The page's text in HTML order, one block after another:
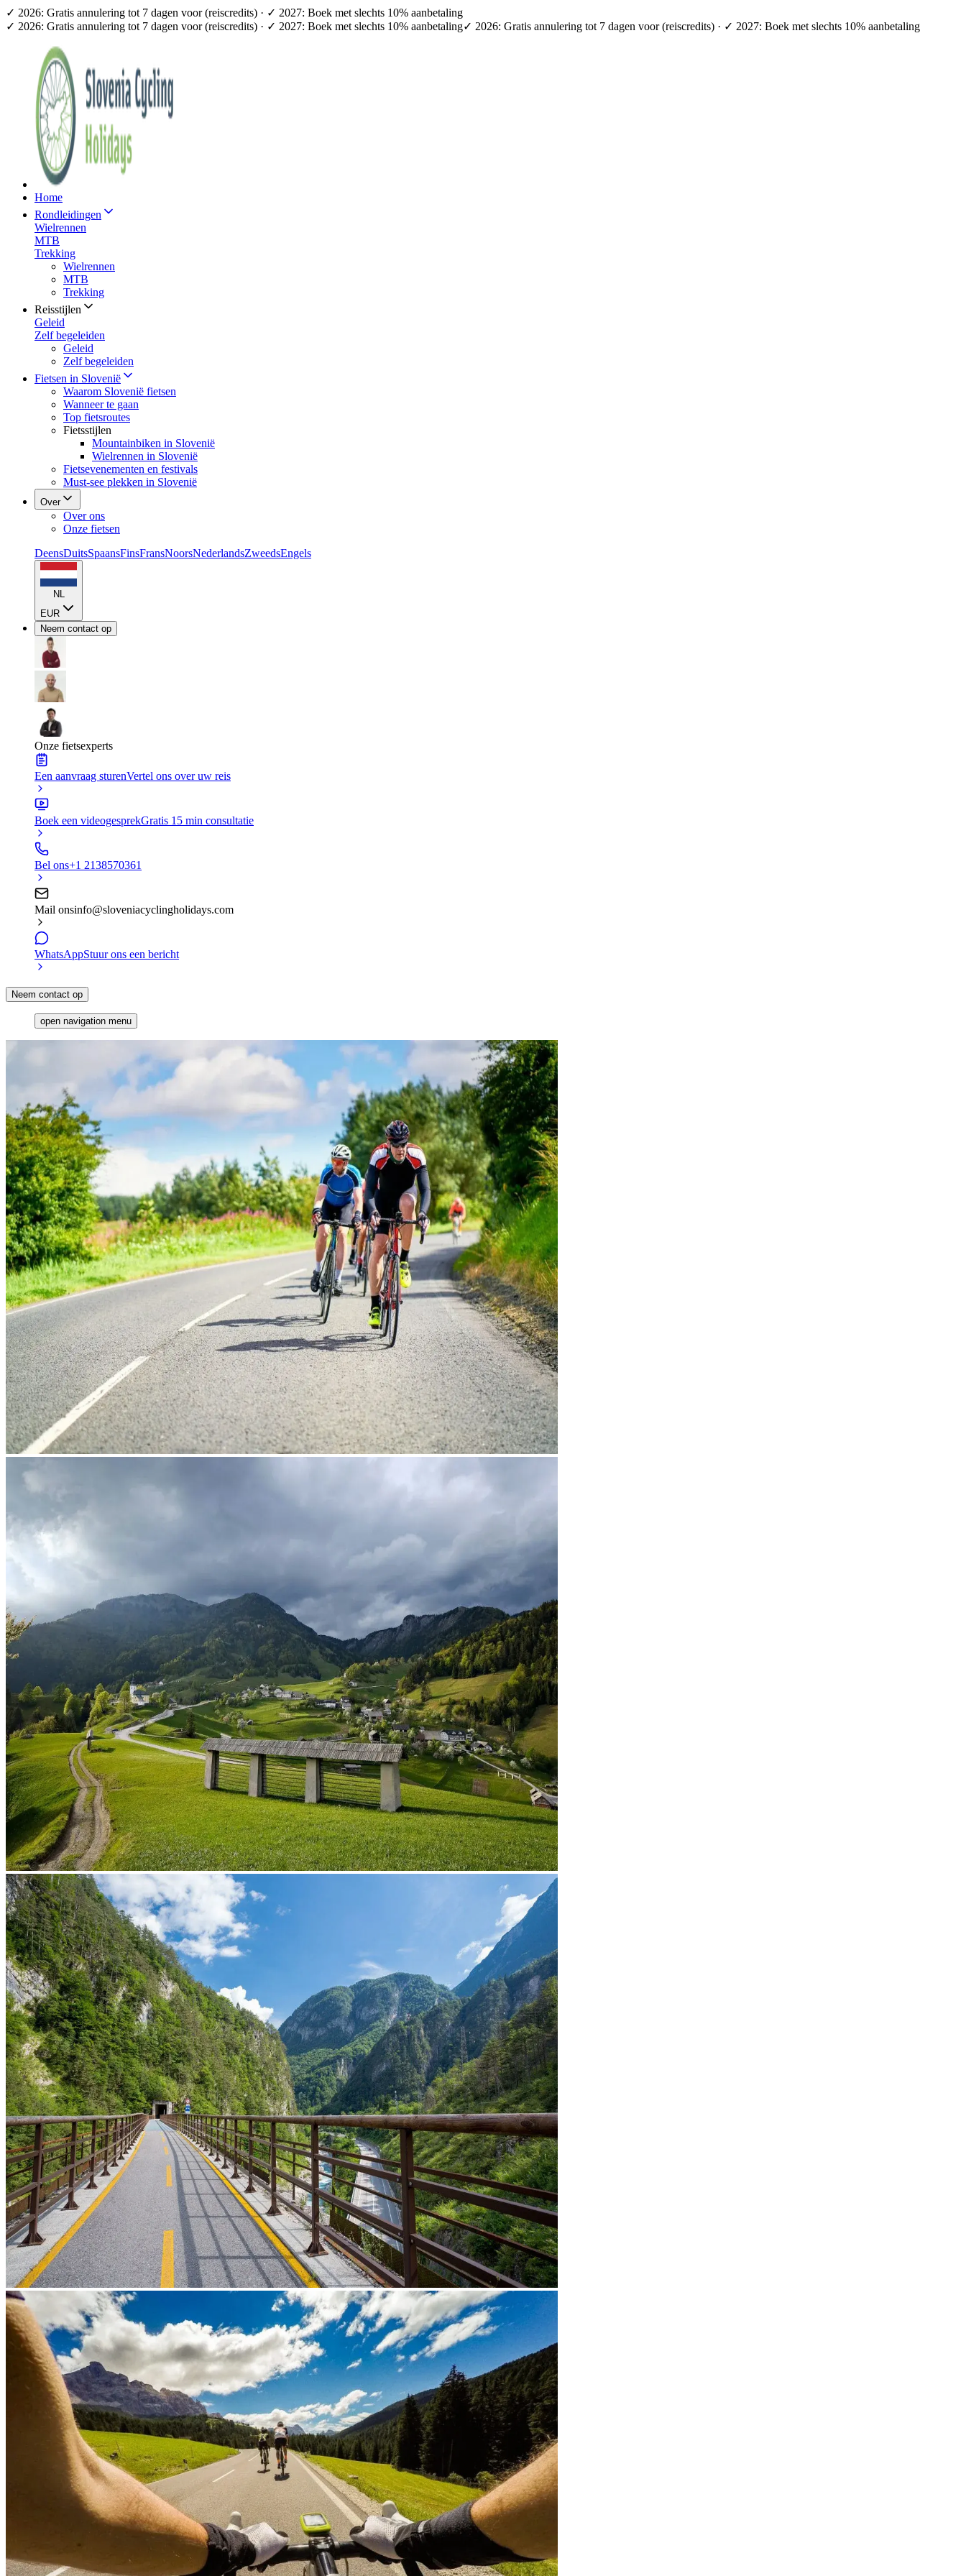
✓ 2026: Gratis annulering tot 7 dagen voor (reiscredits) · ✓ 2027: Boek met slechts 10% aanbetaling
✓ 2026: Gratis annulering tot 7 dagen voor (reiscredits) · ✓ 2027: Boek met slechts 10% aanbetaling✓ 2026: Gratis annulering tot 7 dagen voor (reiscredits) · ✓ 2027: Boek met slechts 10% aanbetaling
Home
Rondleidingen
Wielrennen
MTB
Trekking
Wielrennen
MTB
Trekking
Reisstijlen
Geleid
Zelf begeleiden
Geleid
Zelf begeleiden
Fietsen in Slovenië
Waarom Slovenië fietsen
Wanneer te gaan
Top fietsroutes
Fietsstijlen
Mountainbiken in Slovenië
Wielrennen in Slovenië
Fietsevenementen en festivals
Must-see plekken in Slovenië
Over
Over ons
Onze fietsen
DeensDuitsSpaansFinsFransNoorsNederlandsZweedsEngels
NL
EUR
Neem contact op
Onze fietsexperts
Een aanvraag sturenVertel ons over uw reis
Boek een videogesprekGratis 15 min consultatie
Bel ons+1 2138570361
Mail onsinfo@sloveniacyclingholidays.com
WhatsAppStuur ons een bericht
Neem contact op
open navigation menu